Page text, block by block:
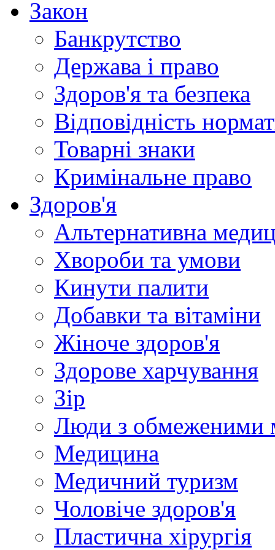
Закон
Банкрутство
Держава і право
Здоров'я та безпека
Відповідність
Товарні знаки
Кримінальне право
Здоров'я
Альтернативна
Хвороби та умови
Кинути палити
Добавки та вітаміни
Жіноче здоров'я
Здорове харчування
Зір
Люди з обмеженими
Медицина
Медичний туризм
Чоловіче здоров'я
Пластична хірургія